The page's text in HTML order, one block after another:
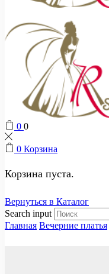
0 0
0 Корзина
Корзина пуста.
Вернуться в Каталог
Search input
Главная Вечерние платья